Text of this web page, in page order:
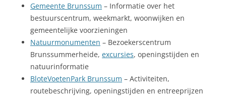
Gemeente Brunssum – Informatie over het
bestuurscentrum, weekmarkt, woonwijken en
gemeentelijke voorzieningen
Natuurmonumenten – Bezoekerscentrum
Brunssummerheide, excursies, openingstijden en
natuurinformatie
BloteVoetenPark Brunssum – Activiteiten,
routebeschrijving, openingstijden en entreeprijzen